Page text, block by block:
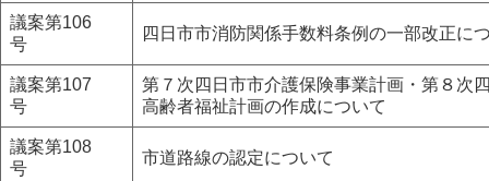
議案第106
号
四日市市消防関係手数料条例の一部改正に
議案第107
号
第７次四日市市介護保険事業計画・第８次
高齢者福祉計画の作成について
議案第108
号
市道路線の認定について